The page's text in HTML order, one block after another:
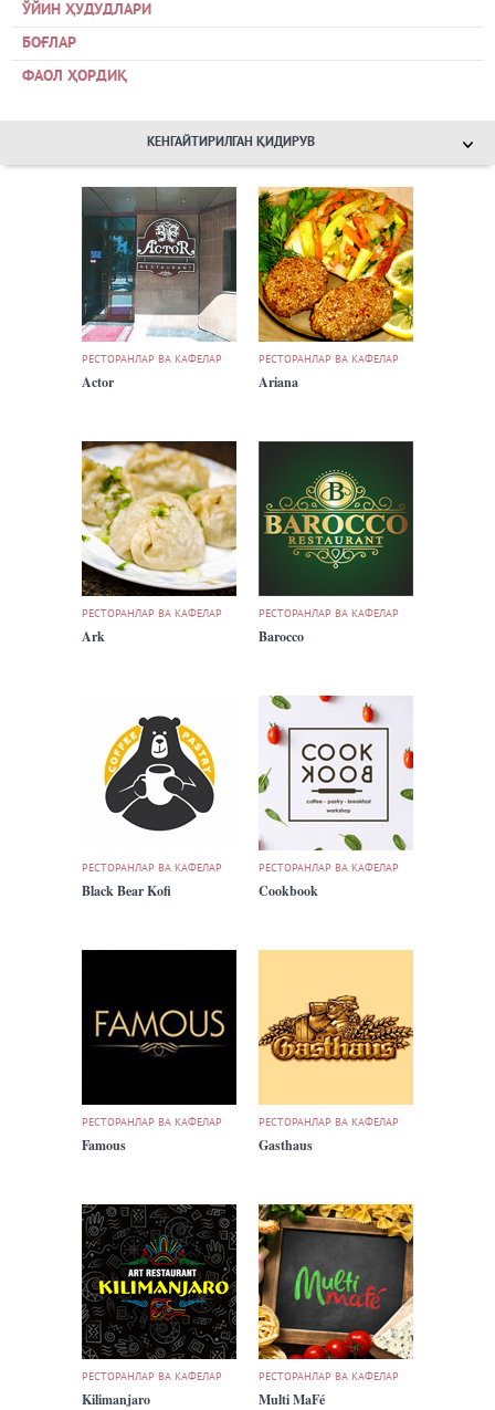
ЎЙИН ҲУДУДЛАРИ
БОҒЛАР
ФАОЛ ҲОРДИҚ
КЕНГАЙТИРИЛГАН ҚИДИРУВ
РЕСТОРАНЛАР ВА КАФЕЛАР
Actor
РЕСТОРАНЛАР ВА КАФЕЛАР
Ariana
РЕСТОРАНЛАР ВА КАФЕЛАР
Ark
РЕСТОРАНЛАР ВА КАФЕЛАР
Barocco
РЕСТОРАНЛАР ВА КАФЕЛАР
Black Bear Kofi
РЕСТОРАНЛАР ВА КАФЕЛАР
Cookbook
РЕСТОРАНЛАР ВА КАФЕЛАР
Famous
РЕСТОРАНЛАР ВА КАФЕЛАР
Gasthaus
РЕСТОРАНЛАР ВА КАФЕЛАР
Kilimanjaro
РЕСТОРАНЛАР ВА КАФЕЛАР
Multi MaFé